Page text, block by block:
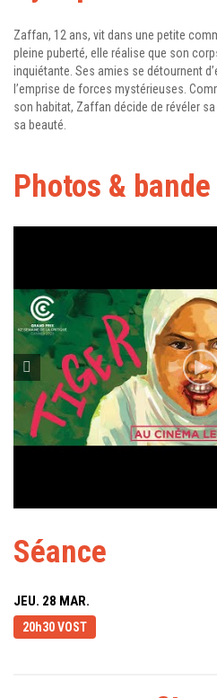
Zaffan, 12 ans, vit dans une petite
pleine puberté, elle réalise que son
inquiétante. Ses amies se détournent
l’emprise de forces mystérieuses.
son habitat, Zaffan décide de révéler
sa beauté.
Photos &
Séance
JEU. 28 MAR.
20h30 VOST